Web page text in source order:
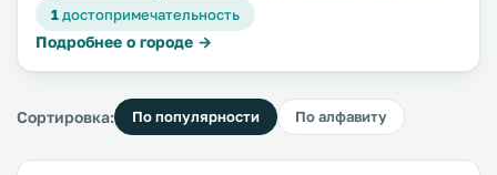
1достопримечательность
Подробнее о городе →
Сортировка: По популярности По алфавиту